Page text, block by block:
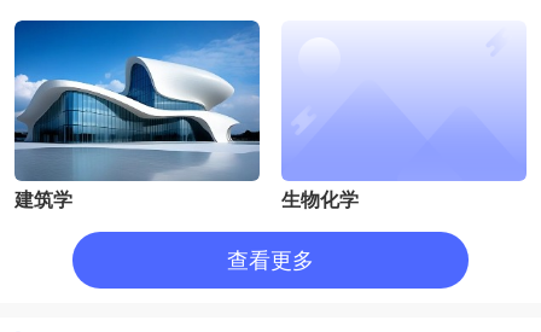
埃武拉大学校园的设施齐全， 拥有精良的学习设施，包括
现代化的教学演讲厅和实验室，一个藏书超过百万册的图
书馆和一个大型的计算机网络系统。校内还有多个非常活
跃的运动和文化俱乐部，包括一个留学生俱乐部，学生可
享用室内娱乐中心、剧场、游艺室、休息厅和由学生会提
供的自助餐厅，还有全基督教女士同仁会、运动场和游泳
池。
建筑学 生物化学
查看更多